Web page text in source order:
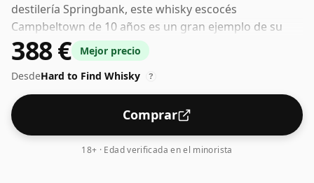
destilería Springbank, este whisky escocés
Campbeltown de 10 años es un gran ejemplo de su
producción. El whisky se embotella con un ABV
decente del 46%, un paso por encima del nivel
estándar del 40%, y se envía en el tamaño de botella de
facto de 70 cl.
388 €
Mejor precio
DesdeHard to Find Whisky ?
Comprar
18+ · Edad verificada en el minorista